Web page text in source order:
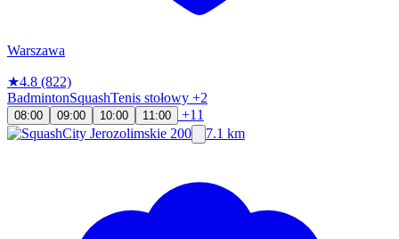
Warszawa
★4.8 (822)
BadmintonSquashTenis stołowy +2
08:00 09:00 10:00 11:00
+11
7.1 km